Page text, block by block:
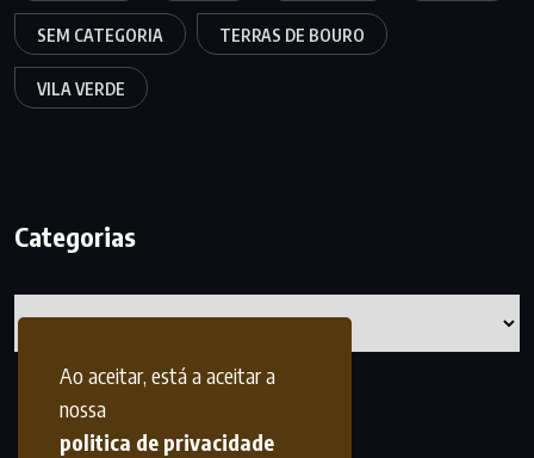
Ao aceitar, está a aceitar a
nossa
politica de privacidade
SEM CATEGORIA TERRAS DE BOURO
VILA VERDE
Categorias